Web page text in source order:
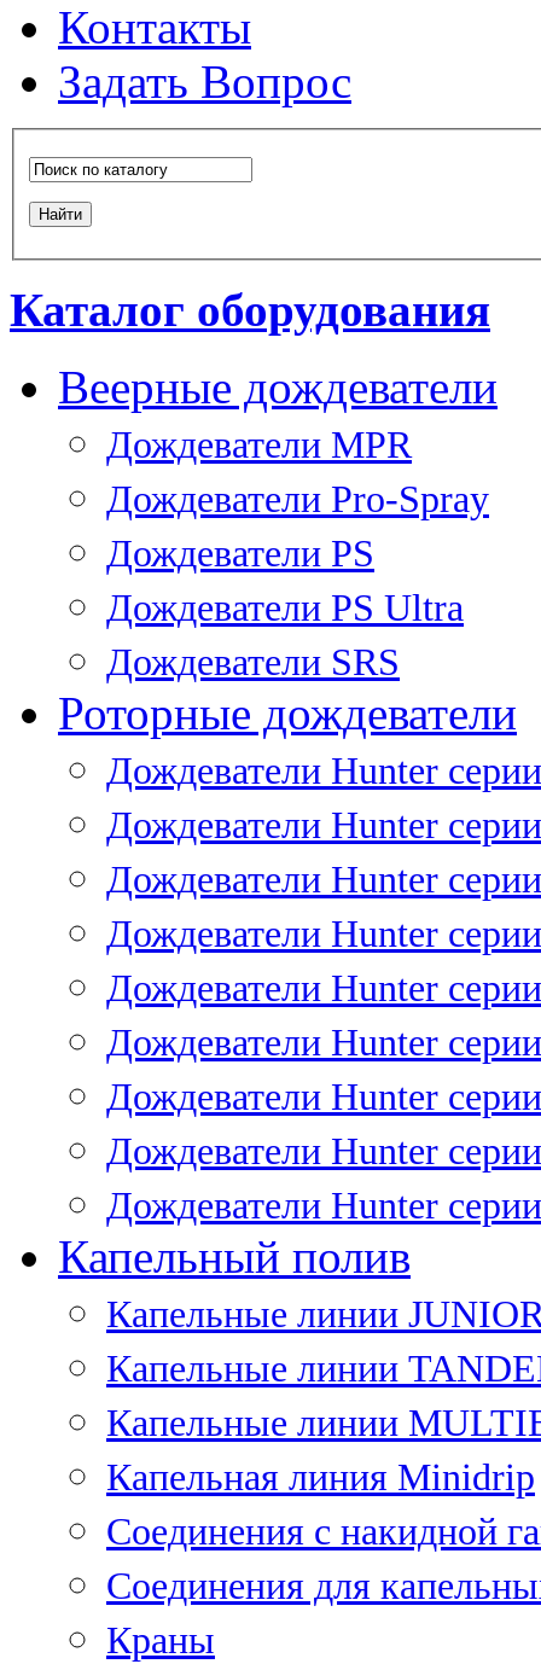
Контакты
Задать Вопрос
Каталог оборудования
Веерные дождеватели
Дождеватели MPR
Дождеватели Pro-Spray
Дождеватели PS
Дождеватели PS Ultra
Дождеватели SRS
Роторные дождеватели
Дождеватели Hunter
Дождеватели Hunter
Дождеватели Hunter
Дождеватели Hunter
Дождеватели Hunter
Дождеватели Hunter
Дождеватели Hunter
Дождеватели Hunter
Дождеватели Hunter
Капельный полив
Капельные линии
Капельные линии
Капельные линии
Капельная линия Minidrip
Соединения с накидной
Соединения для
Краны